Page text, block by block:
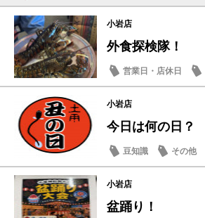
小岩店
外食探検隊！
営業日・店休日
小岩店
今日は何の日？
豆知識 その他
小岩店
盆踊り！